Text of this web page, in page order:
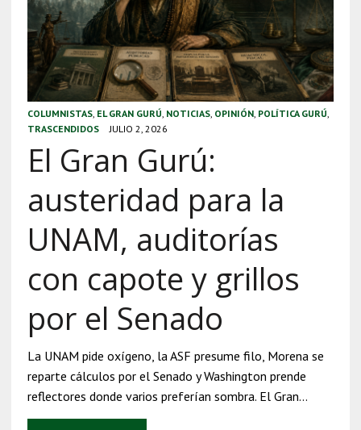
COLUMNISTAS, EL GRAN GURÚ, NOTICIAS, OPINIÓN, POLÍTICA GURÚ,
TRASCENDIDOS
JULIO 2, 2026
El Gran Gurú:
austeridad para la
UNAM, auditorías
con capote y grillos
por el Senado
La UNAM pide oxígeno, la ASF presume filo, Morena se
reparte cálculos por el Senado y Washington prende
reflectores donde varios preferían sombra. El Gran…